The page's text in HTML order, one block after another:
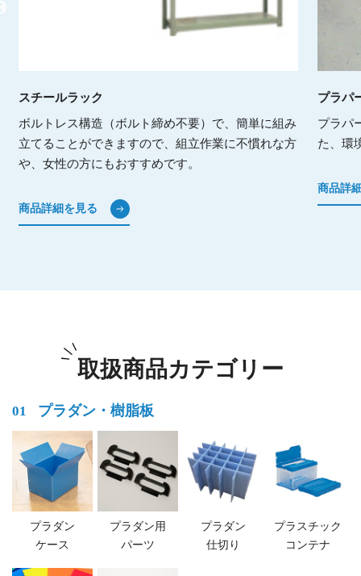
スチールラック
ボルトレス構造（ボルト締め不要）で、簡単に組み
立てることができますので、組立作業に不慣れな方
や、女性の方にもおすすめです。
商品詳細を見る
プラパ
プラパ
た、環
商品詳
取扱商品カテゴリー
01 プラダン・樹脂板
プラダン
ケース
プラダン用
パーツ
プラダン
仕切り
プラスチック
コンテナ